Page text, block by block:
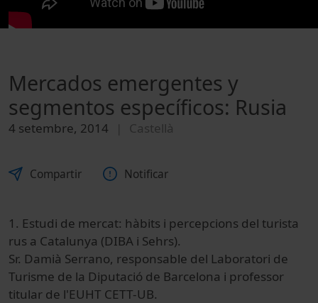
Mercados emergentes y
segmentos específicos: Rusia
4 setembre, 2014 Castellà
Compartir Notificar
1. Estudi de mercat: hàbits i percepcions del turista
rus a Catalunya (DIBA i Sehrs).
Sr. Damià Serrano, responsable del Laboratori de
Turisme de la Diputació de Barcelona i professor
titular de l'EUHT CETT-UB.